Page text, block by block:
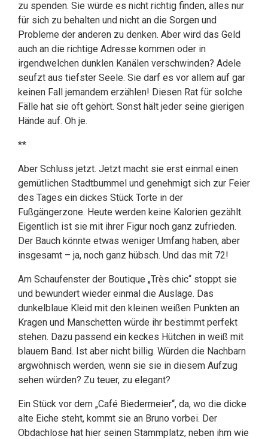
zu spenden. Sie würde es nicht richtig finden, alles nur
für sich zu behalten und nicht an die Sorgen und
Probleme der anderen zu denken. Aber wird das Geld
auch an die richtige Adresse kommen oder in
irgendwelchen dunklen Kanälen verschwinden? Adele
seufzt aus tiefster Seele. Sie darf es vor allem auf gar
keinen Fall jemandem erzählen! Diesen Rat für solche
Fälle hat sie oft gehört. Sonst hält jeder seine gierigen
Hände auf. Oh je.
**
Aber Schluss jetzt. Jetzt macht sie erst einmal einen
gemütlichen Stadtbummel und genehmigt sich zur Feier
des Tages ein dickes Stück Torte in der
Fußgängerzone. Heute werden keine Kalorien gezählt.
Eigentlich ist sie mit ihrer Figur noch ganz zufrieden.
Der Bauch könnte etwas weniger Umfang haben, aber
insgesamt – ja, noch ganz hübsch. Und das mit 72!
Am Schaufenster der Boutique „Très chic“ stoppt sie
und bewundert wieder einmal die Auslage. Das
dunkelblaue Kleid mit den kleinen weißen Punkten an
Kragen und Manschetten würde ihr bestimmt perfekt
stehen. Dazu passend ein keckes Hütchen in weiß mit
blauem Band. Ist aber nicht billig. Würden die Nachbarn
argwöhnisch werden, wenn sie sie in diesem Aufzug
sehen würden? Zu teuer, zu elegant?
Ein Stück vor dem „Café Biedermeier“, da, wo die dicke
alte Eiche steht, kommt sie an Bruno vorbei. Der
Obdachlose hat hier seinen Stammplatz, neben ihm wie